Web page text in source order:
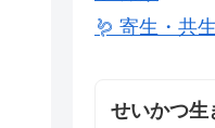
🪱 寄生・共生
せいかつ生